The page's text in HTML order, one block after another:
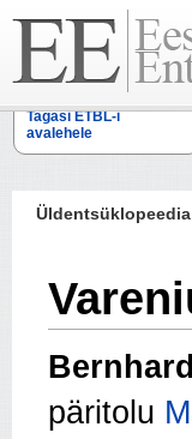
Tagasi ETBL-i
avalehele
Üldentsüklopeedia
päritolu